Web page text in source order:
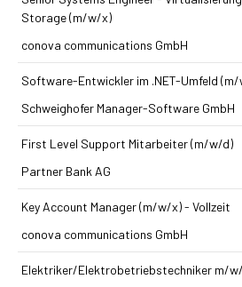
Storage (m/w/x)
conova communications GmbH
Software-Entwickler im .NET-Umfeld
Schweighofer Manager-Software GmbH
First Level Support Mitarbeiter (m/w/d)
Partner Bank AG
Key Account Manager (m/w/x) - Vollzeit
conova communications GmbH
Elektriker/Elektrobetriebstechniker m/